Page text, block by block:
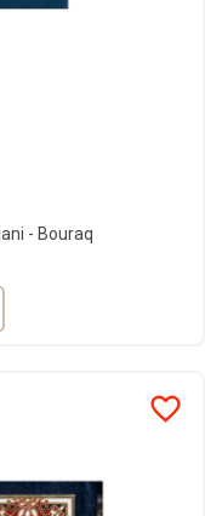
- Bouraq
favorite_border